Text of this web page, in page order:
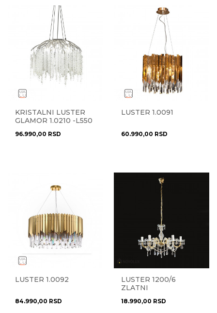
KRISTALNI LUSTER
GLAMOR 1.0210 -L550
96.990,00 RSD
LUSTER 1.0091
60.990,00 RSD
LUSTER 1.0092
84.990,00 RSD
LUSTER 1200/6
ZLATNI
18.990,00 RSD